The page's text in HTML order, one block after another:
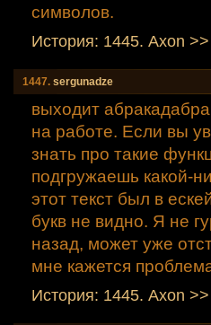
символов.
История: 1445. Axon >>
1447. sergunadze
выходит
на работе. Если вы
знать про такие
подгружаешь какой-
этот текст был в
букв не видно. Я не
назад, может уже
мне кажется
История: 1445. Axon >>